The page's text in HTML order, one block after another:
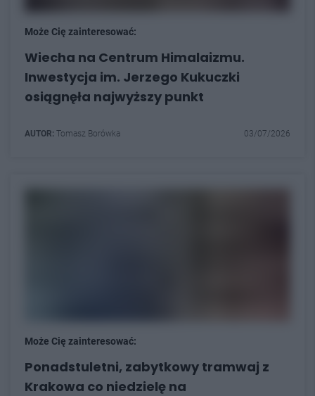
Może Cię zainteresować:
Wiecha na Centrum Himalaizmu.
Inwestycja im. Jerzego Kukuczki
osiągnęła najwyższy punkt
AUTOR: Tomasz Borówka 03/07/2026
Może Cię zainteresować:
Ponadstuletni, zabytkowy tramwaj z
Krakowa co niedzielę na